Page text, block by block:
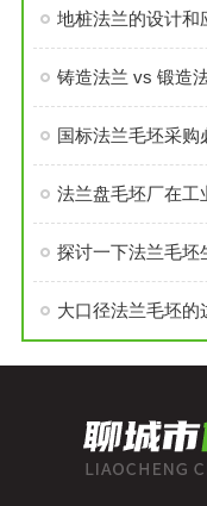
地桩法兰的设计和
铸造法兰 vs 锻造
法兰盘毛坯厂在工
探讨一下法兰毛坯
大口径法兰毛坯的